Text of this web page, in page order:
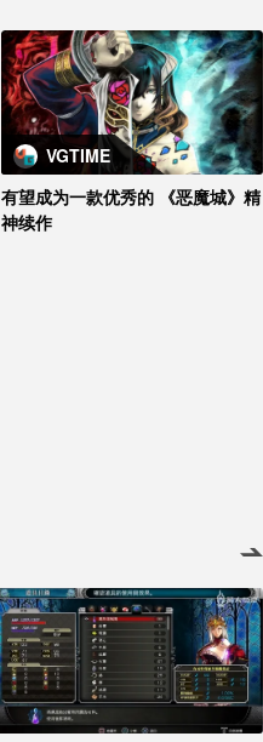
VGTIME
有望成为一款优秀的 《恶魔城》精
神续作